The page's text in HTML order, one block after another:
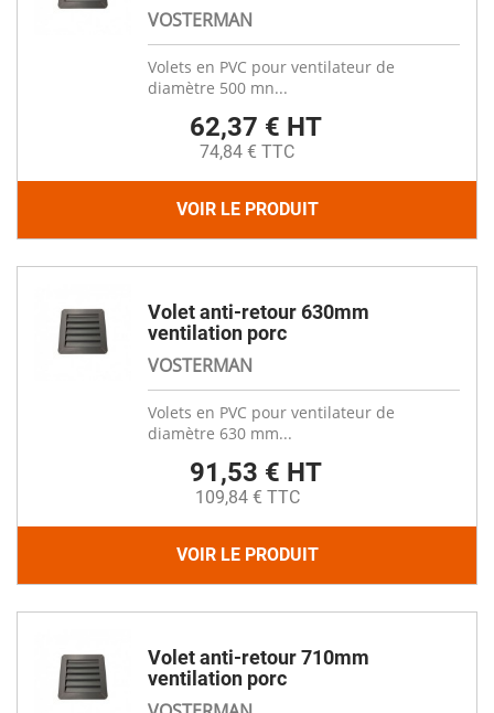
VOSTERMAN
Volets en PVC pour ventilateur de
diamètre 500 mn...
62,37 € HT
74,84 € TTC
VOIR LE PRODUIT
Volet anti-retour 630mm
ventilation porc
VOSTERMAN
Volets en PVC pour ventilateur de
diamètre 630 mm...
91,53 € HT
109,84 € TTC
VOIR LE PRODUIT
Volet anti-retour 710mm
ventilation porc